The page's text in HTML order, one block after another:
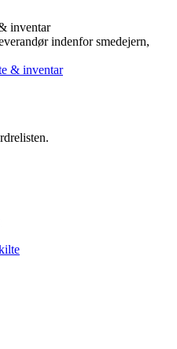
inventar
indenfor smedejern,